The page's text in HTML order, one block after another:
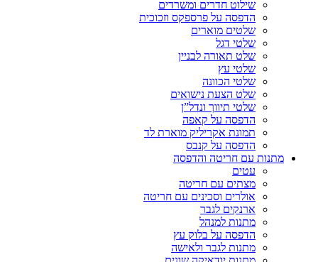
שילוט חדרים ומשרדים
הדפסה על פרספקס וזכוכית
שלטים מוארים
שלטי דגל
שלט תאורה לבניין
שלטי עץ
שלטי הכוונה
שלט הצעת נישואים
שלטי תיווך ונדל”ן
הדפסה על קאפה
תמונת אקריליק מוארת לד
הדפסה על קנבס
מתנות עם חריטה והדפסה
עטים
מצתים עם חריטה
אולרים וסכינים עם חריטה
ארנקים לגבר
מתנות למנהל
הדפסה על בלוק עץ
מתנות לגבר ולאישה